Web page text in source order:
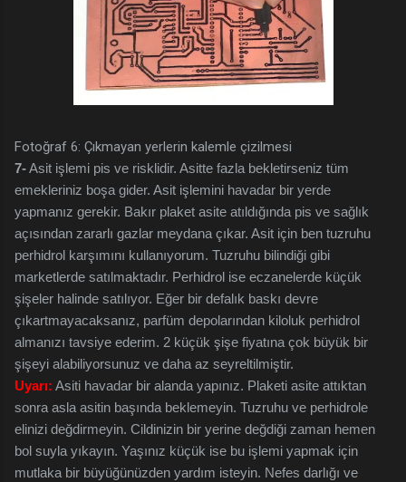
Fotoğraf 6: Çıkmayan yerlerin kalemle çizilmesi
7-Asit işlemi pis ve risklidir. Asitte fazla bekletirseniz tüm
emekleriniz boşa gider. Asit işlemini havadar bir yerde
yapmanız gerekir. Bakır plaket asite atıldığında pis ve sağlık
açısından zararlı gazlar meydana çıkar. Asit için ben tuzruhu
perhidrol karşımını kullanıyorum. Tuzruhu bilindiği gibi
marketlerde satılmaktadır. Perhidrol ise eczanelerde küçük
şişeler halinde satılıyor. Eğer bir defalık baskı devre
çıkartmayacaksanız, parfüm depolarından kiloluk perhidrol
almanızı tavsiye ederim. 2 küçük şişe fiyatına çok büyük bir
şişeyi alabiliyorsunuz ve daha az seyreltilmiştir.
Uyarı: Asiti havadar bir alanda yapınız. Plaketi asite attıktan
sonra asla asitin başında beklemeyin. Tuzruhu ve perhidrole
elinizi değdirmeyin. Cildinizin bir yerine değdiği zaman hemen
bol suyla yıkayın. Yaşınız küçük ise bu işlemi yapmak için
mutlaka bir büyüğünüzden yardım isteyin. Nefes darlığı ve